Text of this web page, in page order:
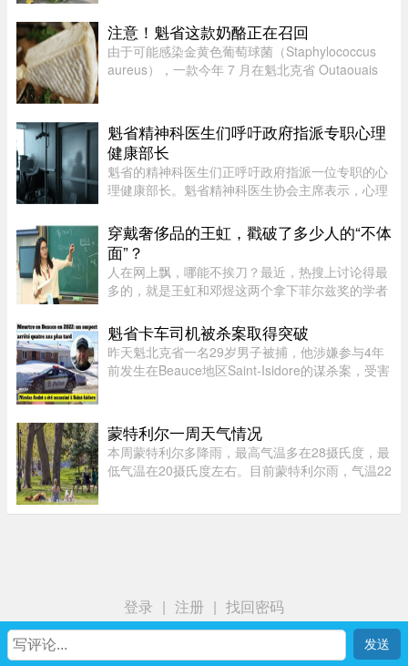
Côte-des-Neiges–Notre-Dame-de-Grâce 区的
Courtrai Avenue，停在两 ...
注意！魁省这款奶酪正在召回
由于可能感染金黄色葡萄球菌（Staphylococcus
aureus），一款今年 7 月在魁北克省 Outaouais
的产品为 2026 年 7 月 9 日至 ...
魁省精神科医生们呼吁政府指派专职心理
健康部长
魁省的精神科医生们正呼吁政府指派一位专职的心
理健康部长。魁省精神科医生协会主席表示，心理
保心理健康问题在选举周期之后依然能被列为优先
事项。在蒙特利尔无家可归 ...
穿戴奢侈品的王虹，戳破了多少人的“不体
面”？
人在网上飘，哪能不挨刀？最近，热搜上讨论得最
多的，就是王虹和邓煜这两个拿下菲尔兹奖的学者
国人都觉得脸上有光，与有荣焉。尤其是王虹，作
为一个女性，她硬生生啃下 ...
魁省卡车司机被杀案取得突破
昨天魁北克省一名29岁男子被捕，他涉嫌参与4年
前发生在Beauce地区Saint-Isidore的谋杀案，受害
人étienne Gourde。Gourde将在 ...
蒙特利尔一周天气情况
本周蒙特利尔多降雨，最高气温多在28摄氏度，最
低气温在20摄氏度左右。目前蒙特利尔雨，气温22
登录 | 注册 | 找回密码
首页 我 社区 生活